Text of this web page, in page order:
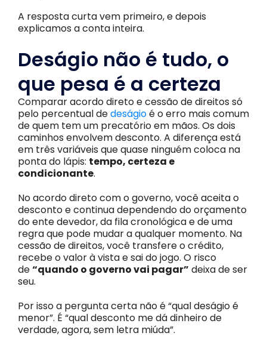
A resposta curta vem primeiro, e depois
explicamos a conta inteira.
Deságio não é tudo, o
que pesa é a certeza
Comparar acordo direto e cessão de direitos só
pelo percentual dedeságioé o erro mais comum
de quem tem um precatório em mãos. Os dois
caminhos envolvem desconto. A diferença está
em três variáveis que quase ninguém coloca na
ponta do lápis: tempo, certeza e
condicionante.
No acordo direto com o governo, você aceita o
desconto e continua dependendo do orçamento
do ente devedor, da fila cronológica e de uma
regra que pode mudar a qualquer momento. Na
cessão de direitos, você transfere o crédito,
recebe o valor à vista e sai do jogo. O risco
de“quando o governo vai pagar” deixa de ser
seu.
Por isso a pergunta certa não é “qual deságio é
menor”. É “qual desconto me dá dinheiro de
verdade, agora, sem letra miúda”.